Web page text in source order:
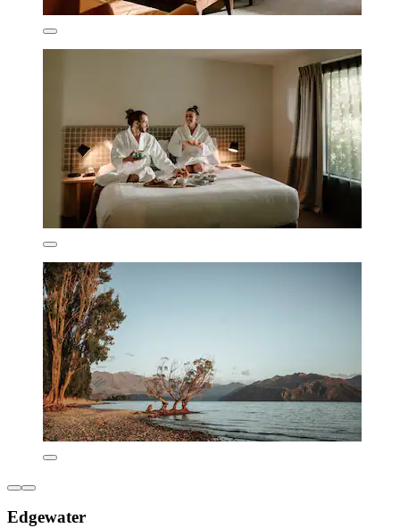
Edgewater